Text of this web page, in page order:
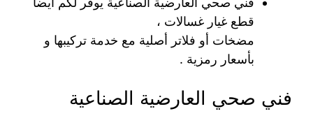
قطع غيار غسالات ،
مضخات أو فلاتر أصلية مع خدمة تركيبها و
بأسعار رمزية .
فني صحي العارضية الصناعية